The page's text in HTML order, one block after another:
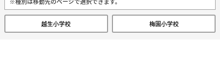
越生小学校 梅園小学校